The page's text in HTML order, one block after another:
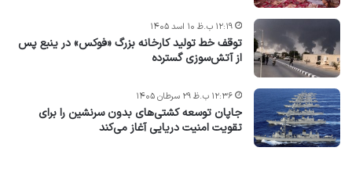
توقف خط تولید کارخانه بزرگ «فوکس» در ینبع پس
از آتش‌سوزی گسترده
۱۲:۱۹ ب.ظ ۱۰ اسد ۱۴۰۵
جاپان توسعه کشتی‌های بدون سرنشین را برای
تقویت امنیت دریایی آغاز می‌کند
۱۲:۳۶ ب.ظ ۲۹ سرطان ۱۴۰۵